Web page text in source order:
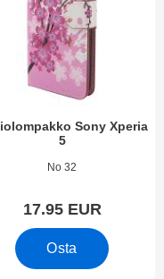
Sony Xperia
5
33936
No 32
17.95 EUR
Osta